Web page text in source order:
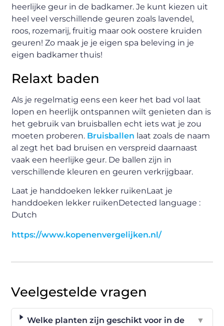
heerlijke geur in de badkamer. Je kunt kiezen uit
heel veel verschillende geuren zoals lavendel,
roos, rozemarij, fruitig maar ook oostere kruiden
geuren! Zo maak je je eigen spa beleving in je
eigen badkamer thuis!
Relaxt baden
Als je regelmatig eens een keer het bad vol laat
lopen en heerlijk ontspannen wilt genieten dan is
het gebruik van bruisballen echt iets wat je zou
moeten proberen. Bruisballen laat zoals de naam
al zegt het bad bruisen en verspreid daarnaast
vaak een heerlijke geur. De ballen zijn in
verschillende kleuren en geuren verkrijgbaar.
Laat je handdoeken lekker ruikenLaat je
handdoeken lekker ruikenDetected language :
Dutch
https://www.kopenenvergelijken.nl/
Veelgestelde vragen
Welke planten zijn geschikt voor in de
▼